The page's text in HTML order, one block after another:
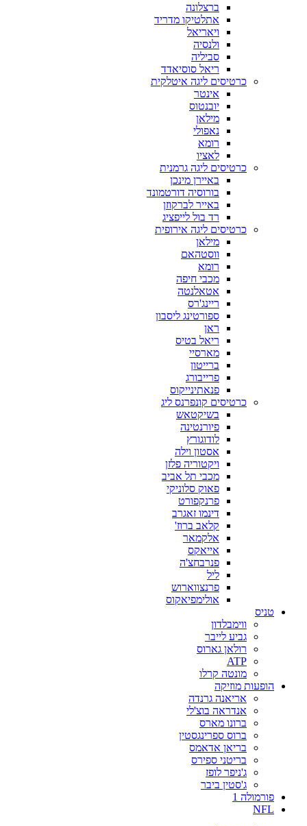
ברצלונה
אתלטיקו מדריד
ויאריאל
ולנסיה
סביליה
ריאל סוסיאדד
כרטיסים ליגה איטלקית
אינטר
יובנטוס
מילאן
נאפולי
רומא
לאציו
כרטיסים ליגה גרמנית
באיירן מינכן
בורוסיה דורטמונד
באייר לברקוזן
רד בול לייפציג
כרטיסים ליגה אירופית
מילאן
ווסטהאם
רומא
מכבי חיפה
אטאלנטה
ריינג'רס
ספורטינג ליסבון
ראן
ריאל בטיס
מארסיי
ברייטון
פרייבורג
פנאתינייקוס
כרטיסים קונפרנס ליג
בשיקטאש
פיורנטינה
לודוגורץ
אסטון וילה
ויקטוריה פלזן
מכבי תל אביב
פאוק סלוניקי
פרנקפורט
דינמו זאגרב
קלאב ברוז'
אלקמאר
אייאקס
פנרבחצ'ה
ליל
פרנצווארוש
אולימפיאקוס
טניס
ווימבלדון
גביע לייבר
רולאן גארוס
ATP
מונטה קרלו
הופעות מוזיקה
אריאנה גרנדה
אנדראה בוצ'לי
ברונו מארס
ברוס ספרינגסטין
בריאן אדאמס
בריטני ספירס
ג'ניפר לופז
ג'סטין ביבר
פורמולה 1
NFL